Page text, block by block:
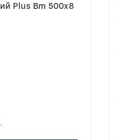
Plus Bm 500x8